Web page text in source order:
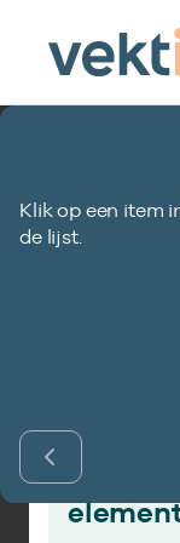
Vind
Klik op een item
de lijst.